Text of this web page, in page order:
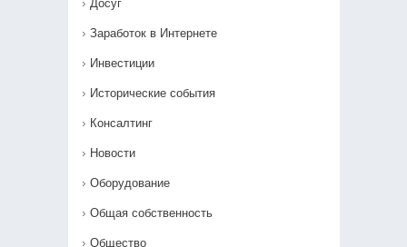
Досуг
Заработок в Интернете
Инвестиции
Исторические события
Консалтинг
Новости
Оборудование
Общая собственность
Общество